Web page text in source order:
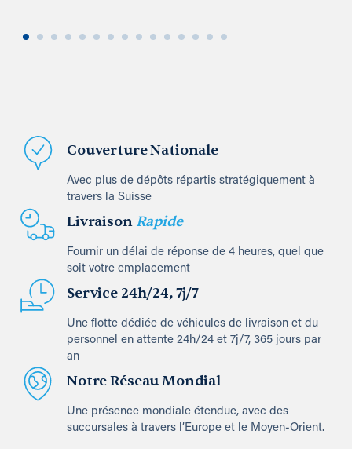
Couverture Nationale
Avec plus de dépôts répartis stratégiquement à
travers la Suisse
Livraison Rapide
Fournir un délai de réponse de 4 heures, quel que
soit votre emplacement
Service 24h/24, 7j/7
Une flotte dédiée de véhicules de livraison et du
personnel en attente 24h/24 et 7j/7, 365 jours par
an
Notre Réseau Mondial
Une présence mondiale étendue, avec des
succursales à travers l’Europe et le Moyen-Orient.